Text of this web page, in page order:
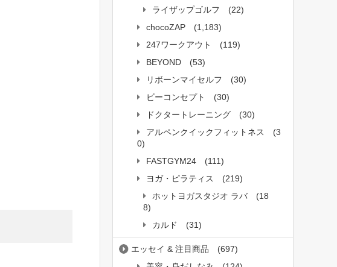
ライザップゴルフ
(22)
chocoZAP
(1,183)
247ワークアウト
(119)
BEYOND
(53)
リボーンマイセルフ
(30)
ビーコンセプト
(30)
ドクタートレーニング
(30)
アルペンクイックフィットネス
(3
0)
FASTGYM24
(111)
ヨガ・ピラティス
(219)
ホットヨガスタジオ ラバ
(18
8)
カルド
(31)
エッセイ & 注目商品
(697)